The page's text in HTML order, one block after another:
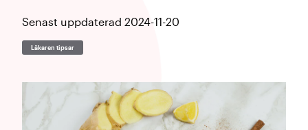
Senast uppdaterad 2024-11-20
Läkaren tipsar